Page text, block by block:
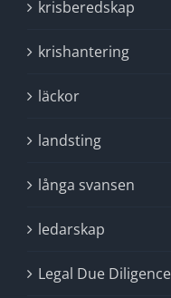
krisberedskap
krishantering
läckor
landsting
långa svansen
ledarskap
Legal Due Diligence